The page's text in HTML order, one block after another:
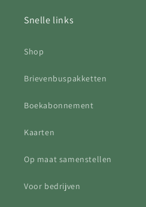
Snelle links
Shop
Brievenbuspakketten
Boekabonnement
Kaarten
Op maat samenstellen
Voor bedrijven